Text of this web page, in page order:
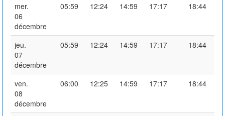
mer.
06
décembre
05:59 12:24 14:59 17:17 18:44
jeu.
07
décembre
05:59 12:24 14:59 17:17 18:44
ven.
08
décembre
06:00 12:25 14:59 17:17 18:44